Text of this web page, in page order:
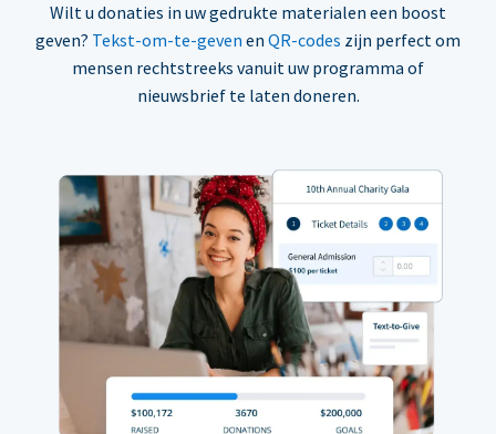
Wilt u donaties in uw gedrukte materialen een boost
geven? Tekst-om-te-geven en QR-codes zijn perfect om
mensen rechtstreeks vanuit uw programma of
nieuwsbrief te laten doneren.